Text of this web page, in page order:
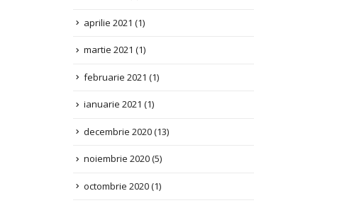
martie 2021 (1)
februarie 2021
ianuarie 2021(1)
decembrie 2020(13)
noiembrie 2020(5)
octombrie 2020(1)
septembrie 2020(1)